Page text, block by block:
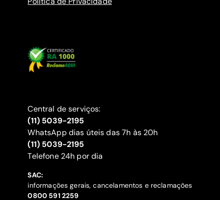
Central de serviços:
(11) 5039-2195
WhatsApp dias úteis das 7h às 20h
(11) 5039-2195
‍Telefone 24h por dia
SAC:
informações gerais, cancelamentos e reclamações
‍0800 591 2259